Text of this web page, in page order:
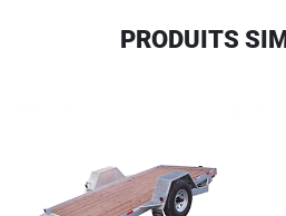
PRODUITS